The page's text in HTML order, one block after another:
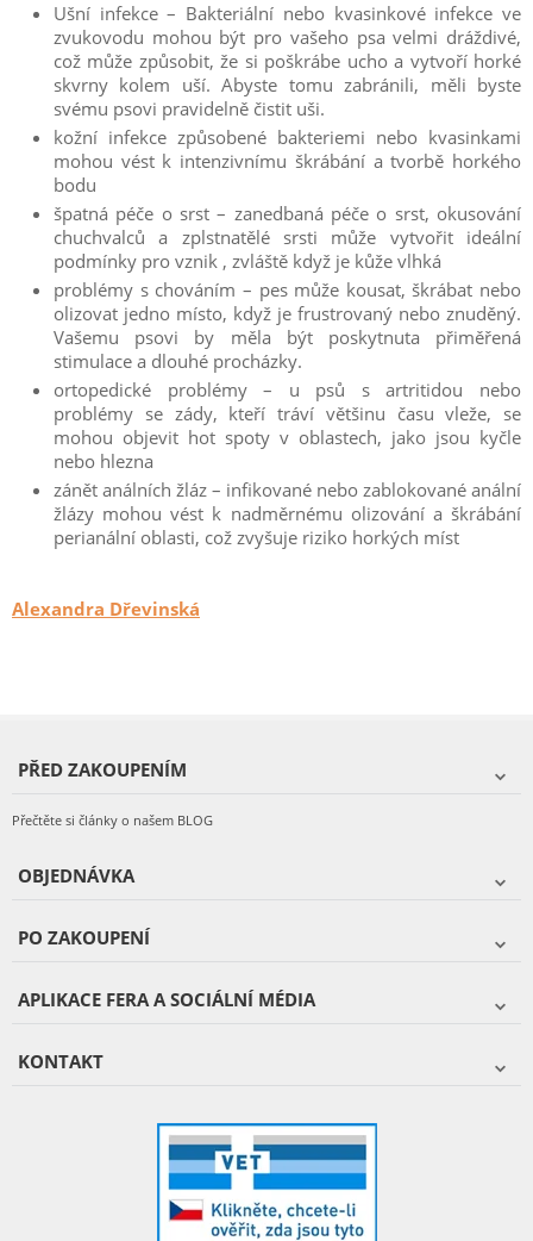
Ušní infekce – Bakteriální nebo kvasinkové infekce ve
zvukovodu mohou být pro vašeho psa velmi dráždivé,
což může způsobit, že si poškrábe ucho a vytvoří horké
skvrny kolem uší. Abyste tomu zabránili, měli byste
svému psovi pravidelně čistit uši.
kožní infekce způsobené bakteriemi nebo kvasinkami
mohou vést k intenzivnímu škrábání a tvorbě horkého
bodu
špatná péče o srst – zanedbaná péče o srst, okusování
chuchvalců a zplstnatělé srsti může vytvořit ideální
podmínky pro vznik , zvláště když je kůže vlhká
problémy s chováním – pes může kousat, škrábat nebo
olizovat jedno místo, když je frustrovaný nebo znuděný.
Vašemu psovi by měla být poskytnuta přiměřená
stimulace a dlouhé procházky.
ortopedické problémy – u psů s artritidou nebo
problémy se zády, kteří tráví většinu času vleže, se
mohou objevit hot spoty v oblastech, jako jsou kyčle
nebo hlezna
zánět análních žláz – infikované nebo zablokované anální
žlázy mohou vést k nadměrnému olizování a škrábání
perianální oblasti, což zvyšuje riziko horkých míst
Alexandra Dřevinská
PŘED ZAKOUPENÍM
Přečtěte si články o našem BLOG
OBJEDNÁVKA
PO ZAKOUPENÍ
APLIKACE FERA A SOCIÁLNÍ MÉDIA
KONTAKT